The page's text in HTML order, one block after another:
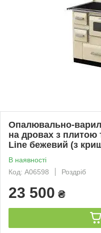
Опалювально-
на дровах з плитою
Line бежевий (з
В наявності
Код: А06598
Роздріб
23 500 ₴